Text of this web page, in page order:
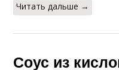
Читать дальше →
Соус из